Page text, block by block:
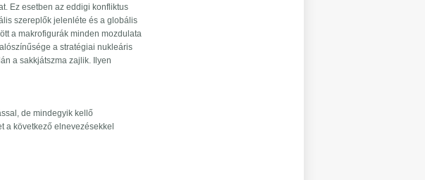
Ez esetben az eddigi konfliktus
szereplők jelenléte és a globális
a makrofigurák minden mozdulata
a stratégiai nukleáris
a sakkjátszma zajlik. Ilyen
de mindegyik kellő
a következő elnevezésekkel